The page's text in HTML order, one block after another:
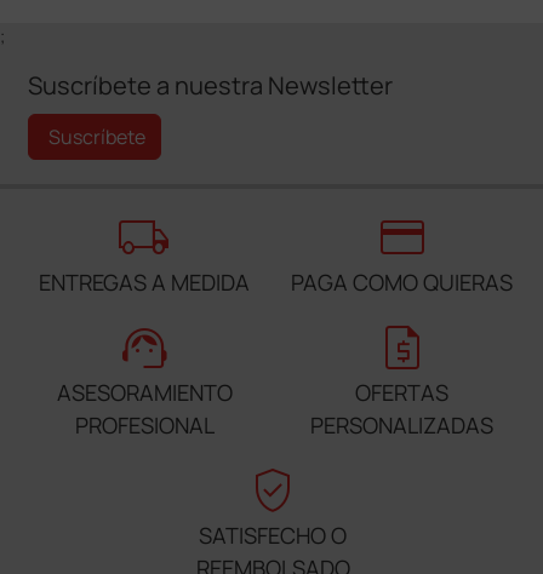
;
Suscríbete a nuestra Newsletter
Suscríbete
local_shipping
ENTREGAS A MEDIDA
credit_card
PAGA COMO QUIERAS
support_agent
ASESORAMIENTO
PROFESIONAL
request_quote
OFERTAS
PERSONALIZADAS
verified_user
SATISFECHO O
REEMBOLSADO